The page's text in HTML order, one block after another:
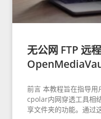
无公网 FTP 远
前言 本教程旨在指导
cpolar内网穿透工具相
享文件夹的功能。通过